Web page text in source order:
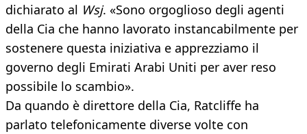
dichiarato al Wsj. «Sono orgoglioso degli agenti
della Cia che hanno lavorato instancabilmente per
sostenere questa iniziativa e apprezziamo il
governo degli Emirati Arabi Uniti per aver reso
possibile lo scambio».
Da quando è direttore della Cia, Ratcliffe ha
parlato telefonicamente diverse volte con